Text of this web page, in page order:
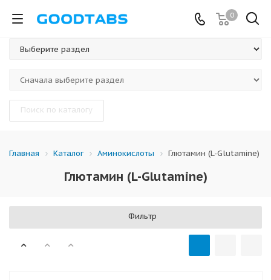
0
Поиск по каталогу
Главная Каталог Аминокислоты Глютамин (L-Glutamine)
Глютамин (L-Glutamine)
Фильтр